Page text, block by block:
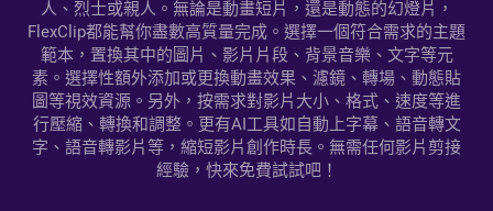
人、烈士或親人。無論是動畫短片，還是動態的幻燈片，
FlexClip都能幫你盡數高質量完成。選擇一個符合需求的主題
範本，置換其中的圖片、影片片段、背景音樂、文字等元
素。選擇性額外添加或更換動畫效果、濾鏡、轉場、動態貼
圖等視效資源。另外，按需求對影片大小、格式、速度等進
行壓縮、轉換和調整。更有AI工具如自動上字幕、語音轉文
字、語音轉影片等，縮短影片創作時長。無需任何影片剪接
經驗，快來免費試試吧！